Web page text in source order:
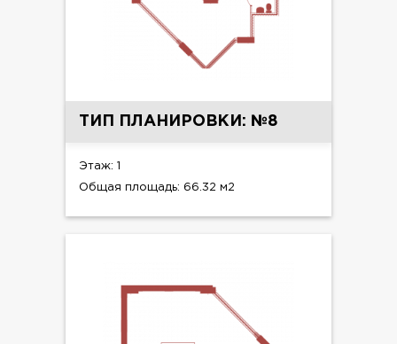
ТИП ПЛАНИРОВКИ: №8
Этаж: 1
Общая площадь: 66.32 м2